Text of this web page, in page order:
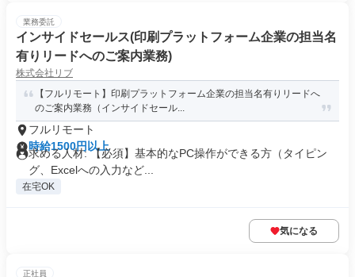
業務委託
インサイドセールス(印刷プラットフォーム企業の担当名
有りリードへのご案内業務)
株式会社リブ
【フルリモート】印刷プラットフォーム企業の担当名有りリードへ
のご案内業務（インサイドセール...
フルリモート
時給1500円以上
求める人材: 【必須】基本的なPC操作ができる方（タイピン
グ、Excelへの入力など...
在宅OK
気になる
正社員